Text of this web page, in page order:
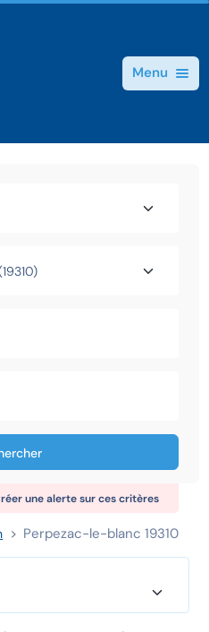
Menu
une alerte sur ces critères
Perpezac-le-blanc 19310